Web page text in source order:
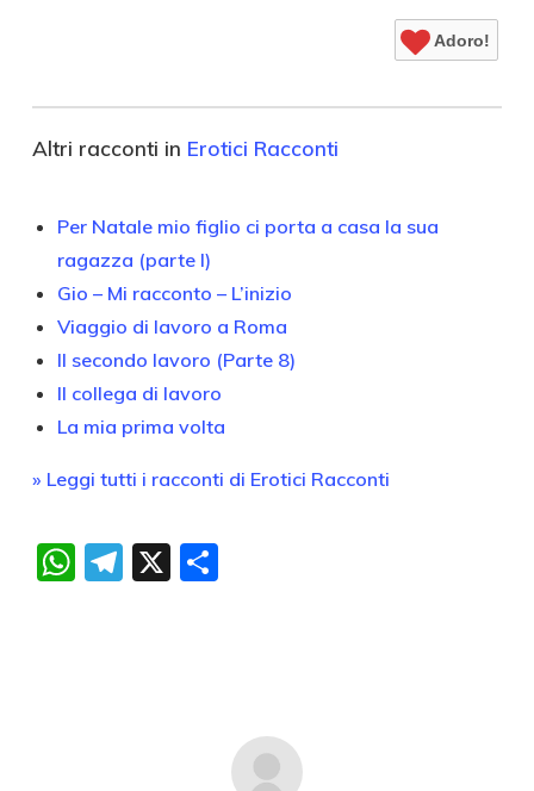
Adoro!
Altri racconti in Erotici Racconti
Per Natale mio figlio ci porta a casa la sua
ragazza (parte I)
Gio – Mi racconto – L’inizio
Viaggio di lavoro a Roma
Il secondo lavoro (Parte 8)
Il collega di lavoro
La mia prima volta
» Leggi tutti i racconti di Erotici Racconti
WhatsApp
Telegram
X Condividi